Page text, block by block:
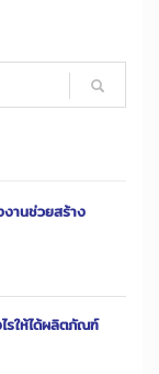
งานช่วยสร้าง
รให้ได้ผลิตภัณฑ์